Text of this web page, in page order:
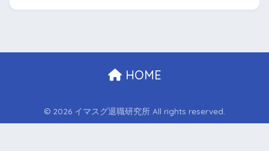
HOME
© 2026 イマスグ退職研究所 All rights reserved.